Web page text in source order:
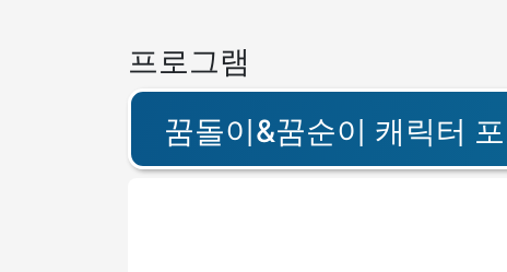
프로그램
꿈돌이&꿈순이 캐릭터